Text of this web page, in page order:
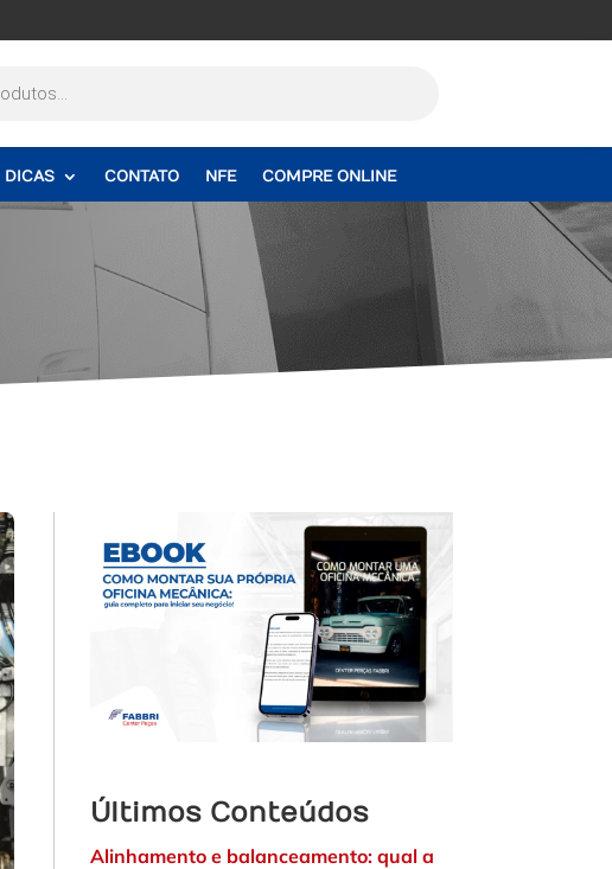
DICAS CONTATO NFE COMPRE ONLINE
Últimos Conteúdos
Alinhamento e balanceamento: qual a